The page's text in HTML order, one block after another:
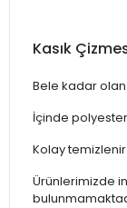
Kasık
Bele kadar olan
İçinde
Kolay temizlenir
Ürünlerimizde